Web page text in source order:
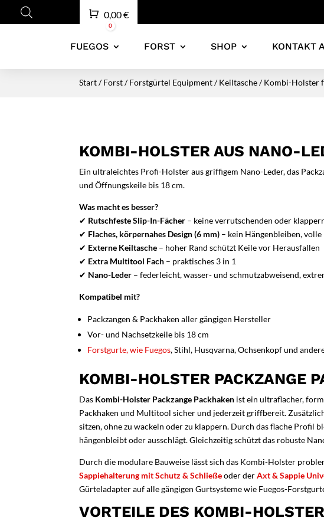
Warenkorb
0
0,00€
FUEGOS FORST SHOP KONTAKT
Start/Forst/Forstgürtel Equipment/Keiltasche/ Kombi-Holster
KOMBI-HOLSTER AUS NANO-
Ein ultraleichtes Profi-Holster aus griffigem Nano-Leder, das
und Öffnungskeile bis 18 cm.
Was macht es besser?
✔ Rutschfeste Slip-In-Fächer – keine verrutschenden oder
✔ Flaches, körpernahes Design (6 mm) – kein Hängenbleiben,
✔ Externe Keiltasche – hoher Rand schützt Keile vor Herausfallen
✔ Extra Multitool Fach – praktisches 3 in 1
✔ Nano-Leder – federleicht, wasser- und schmutzabweisend,
Kompatibel mit?
Packzangen & Packhaken aller gängigen Hersteller
Vor- und Nachsetzkeile bis 18 cm
Forstgurte, wie Fuegos, Stihl, Husqvarna, Ochsenkopf und
KOMBI-HOLSTER PACKZANGE
Das Kombi-Holster Packzange Packhaken ist ein ultraflacher,
Packhaken und Multitool sicher und jederzeit griffbereit.
sitzen, ohne zu wackeln oder zu klappern. Durch das flache Profil
hängenbleibt oder ausschlägt. Gleichzeitig schützt das robuste
Durch die modulare Bauweise lässt sich das Kombi-Holster
Sappiehalterung mit Schutz & Schließeoder derAxt & Sappie
Gürteladapter auf alle gängigen Gurtsysteme wie Fuegos-
VORTEILE DES KOMBI-